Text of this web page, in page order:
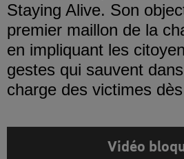
Staying Alive. Son
premier maillon de la
en impliquant les
gestes qui sauvent
charge des victimes dès
Vidéo